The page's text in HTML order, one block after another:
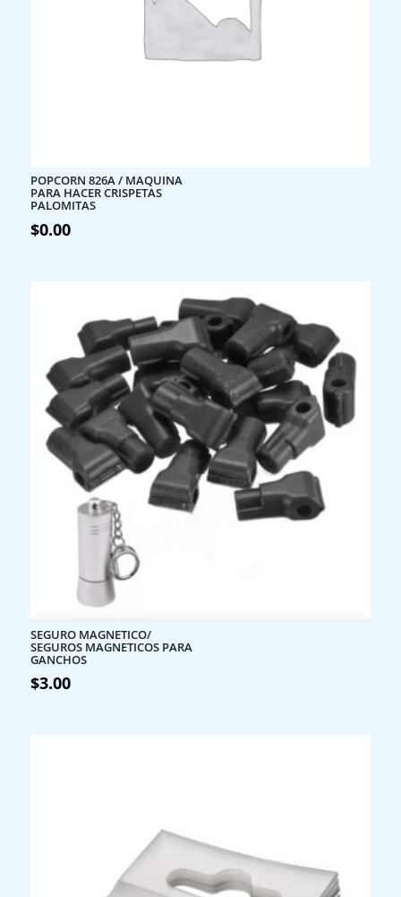
POPCORN 826A / MAQUINA
PARA HACER CRISPETAS
PALOMITAS
$0.00
SEGURO MAGNETICO/
SEGUROS MAGNETICOS PARA
GANCHOS
$3.00